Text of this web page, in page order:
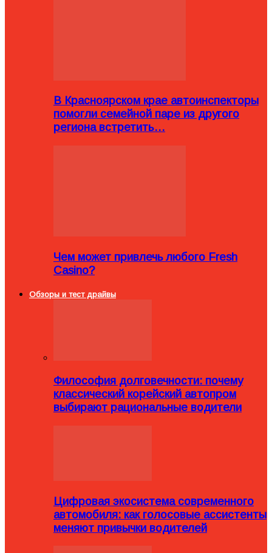
В Красноярском крае автоинспекторы
помогли семейной паре из другого
региона встретить…
Чем может привлечь любого Fresh
Casino?
Обзоры и тест драйвы
Философия долговечности: почему
классический корейский автопром
выбирают рациональные водители
Цифровая экосистема современного
автомобиля: как голосовые ассистенты
меняют привычки водителей